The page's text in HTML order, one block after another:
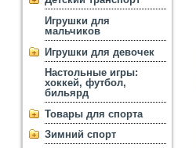
Игрушки для
мальчиков
Игрушки для девочек
Настольные игры:
хоккей, футбол,
бильярд
Товары для спорта
Зимний спорт